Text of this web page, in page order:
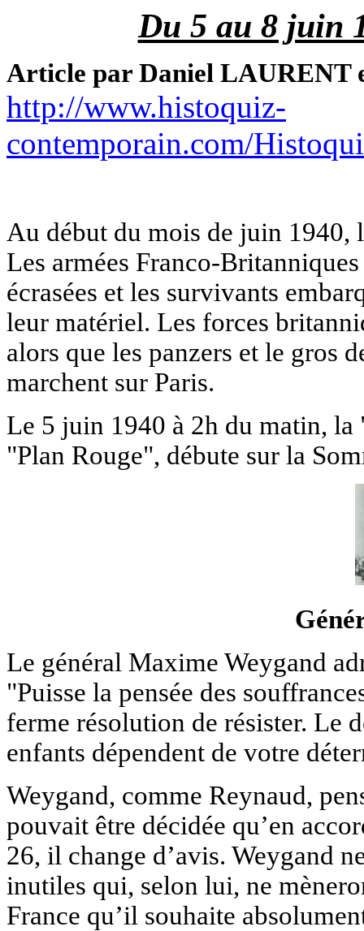
Du 5 au 8 juin
Article par Daniel LAURENT
http://www.histoquiz-
contemporain.com/
Au début du mois de juin 1940,
Les armées Franco-
écrasées et les survivants
leur matériel. Les forces
alors que les panzers et le gros
marchent sur Paris.
Le 5 juin 1940 à 2h du matin,
"Plan Rouge", débute sur la
Le général Maxime Weygand
"Puisse la pensée des
ferme résolution de résister. Le
enfants dépendent de votre
Weygand, comme Reynaud,
pouvait être décidée qu’en
26, il change d’avis. Weygand
inutiles qui, selon lui, ne
France qu’il souhaite